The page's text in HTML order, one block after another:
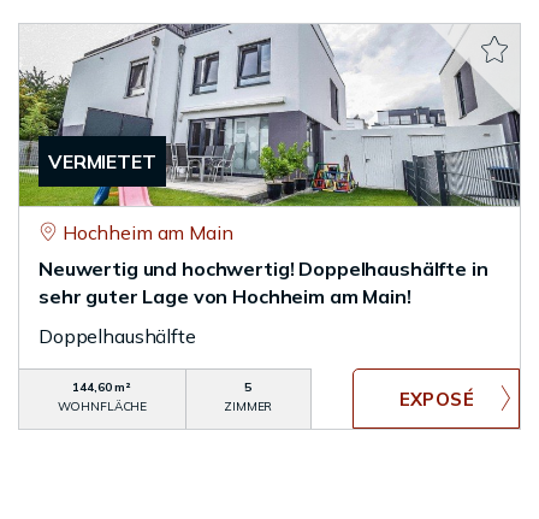
VERMIETET
Hochheim am Main
Neuwertig und hochwertig! Doppelhaushälfte in
sehr guter Lage von Hochheim am Main!
Doppelhaushälfte
144,60 m²
WOHNFLÄCHE
5
ZIMMER